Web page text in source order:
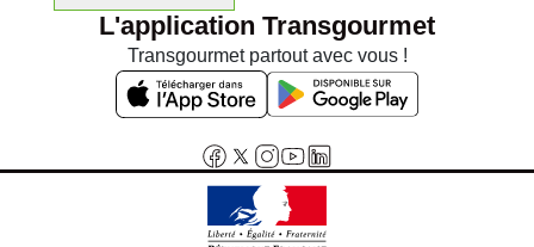
L'application Transgourmet
Transgourmet partout avec vous !